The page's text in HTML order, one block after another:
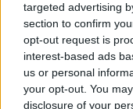
targeted advertising
section to confirm
opt-out request is
interest-based ads
us or personal
your opt-out. You
disclosure of your
vadopiano
Inserito il09/08/2018
Sicuro che sia un
come "quadro